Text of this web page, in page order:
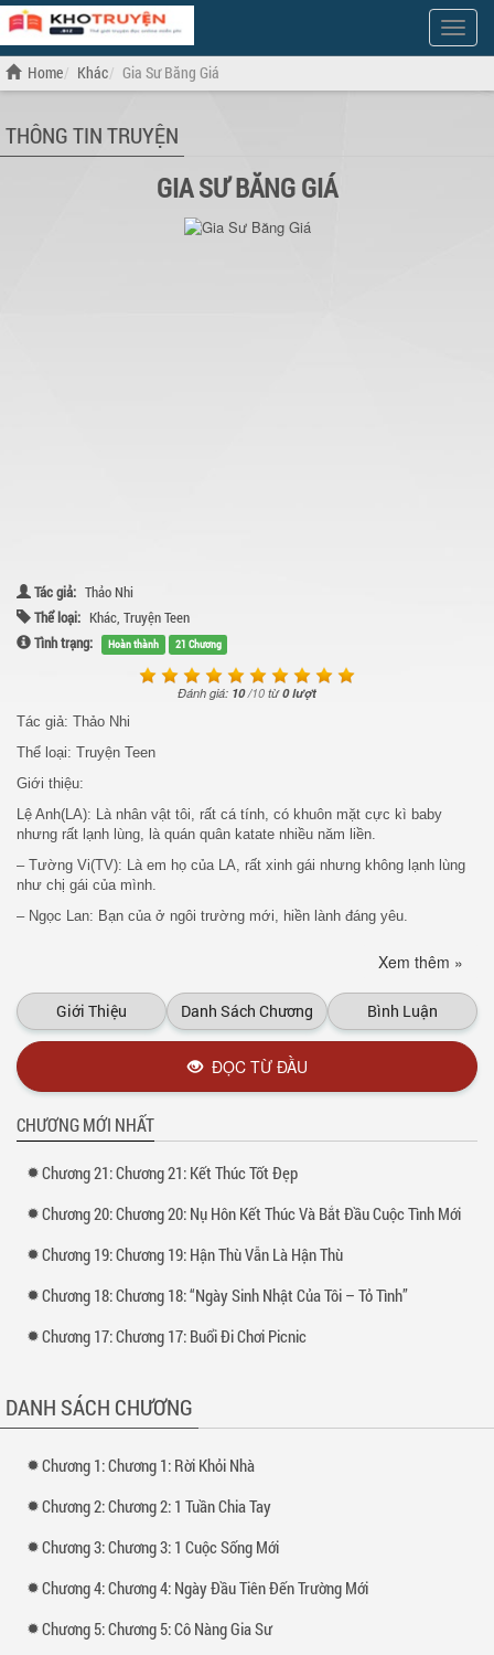
Show
Menu
Home Khác Gia Sư Băng Giá
THÔNG TIN TRUYỆN
GIA SƯ BĂNG GIÁ
Tác giả: Thảo Nhi
Thể loại: Khác, Truyện Teen
Tình trạng:
Hoàn thành 21 Chương
Đánh giá: 10/10 từ0 lượt
Tác giả: Thảo Nhi
Thể loại: Truyện Teen
Giới thiệu:
Lệ Anh(LA): Là nhân vật tôi, rất cá tính, có khuôn mặt cực kì baby
nhưng rất lạnh lùng, là quán quân katate nhiều năm liền.
– Tường Vi(TV): Là em họ của LA, rất xinh gái nhưng không lạnh lùng
như chị gái của mình.
– Ngọc Lan: Bạn của ở ngôi trường mới, hiền lành đáng yêu.
– Gia Hoàng: Là em họ của của Gia Kiệt nhưng vì học cùng trường nên
rất thân với Gia Kiệt.
– Huỳnh Anh: Là hot boy của trg` XX, siêu karate
Xem thêm tại :
Xem thêm »
Giới Thiệu Danh Sách Chương Bình Luận
ĐỌC TỪ ĐẦU
CHƯƠNG MỚI NHẤT
Chương 21: Chương 21: Kết Thúc Tốt Đẹp
Chương 20: Chương 20: Nụ Hôn Kết Thúc Và Bắt Đầu Cuộc Tình Mới
Chương 19: Chương 19: Hận Thù Vẫn Là Hận Thù
Chương 18: Chương 18: “Ngày Sinh Nhật Của Tôi – Tỏ Tình”
Chương 17: Chương 17: Buổi Đi Chơi Picnic
DANH SÁCH CHƯƠNG
Chương 1: Chương 1: Rời Khỏi Nhà
Chương 2: Chương 2: 1 Tuần Chia Tay
Chương 3: Chương 3: 1 Cuộc Sống Mới
Chương 4: Chương 4: Ngày Đầu Tiên Đến Trường Mới
Chương 5: Chương 5: Cô Nàng Gia Sư